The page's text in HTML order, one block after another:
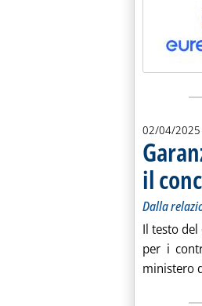
02/04/2025
il
Dalla
Il testo
per i
ministero